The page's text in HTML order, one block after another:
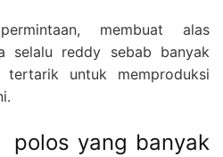
membuat alas
selalu reddy sebab banyak
untuk memproduksi
polos yang banyak